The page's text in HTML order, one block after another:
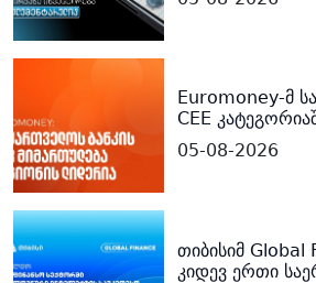
Euromoney-მ
CEE
05-08-2026
თიბისიმ Global
კიდევ ერთი